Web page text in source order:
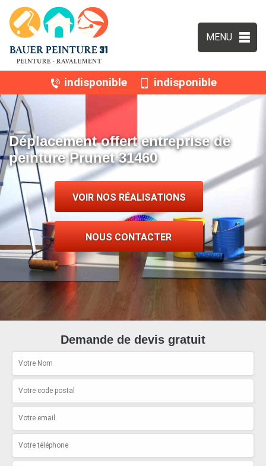
MENU
indisponible indisponible
Déplacement offert entreprise de
peinture Prunet 31460
VOIR NOS RÉALISATIONS
NOUS CONTACTER
Demande de devis gratuit